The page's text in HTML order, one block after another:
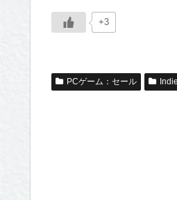
+3
PCゲーム：セール